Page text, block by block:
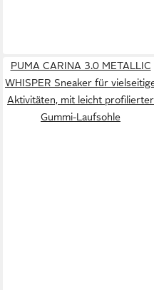
PUMA CARINA 3.0 METALLIC
WHISPER Sneaker für
Aktivitäten, mit leicht profilierter
Gummi-Laufsohle